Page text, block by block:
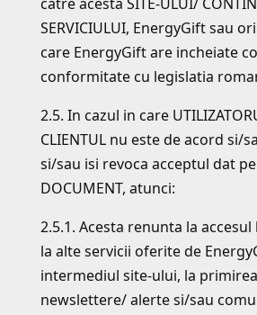
SERVICIULUI, EnergyGift sau
care EnergyGift are incheiate
conformitate cu legislatia
2.5. In cazul in care
CLIENTUL nu este de acord si/
si/sau isi revoca acceptul dat
DOCUMENT, atunci:
2.5.1. Acesta renunta la accesul
la alte servicii oferite de
intermediul site-ului, la
newslettere/ alerte si/sau